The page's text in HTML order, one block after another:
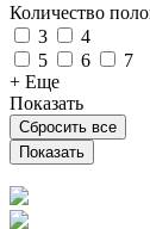
Количество
3
4
5
6
7
+ Еще
Показать
Сбросить все